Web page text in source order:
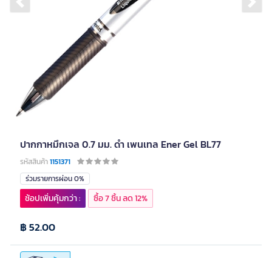
Previous slide
ปากกาหมึกเจล 0.7 มม. ดำ เพนเทล Ener Gel BL77
รหัสสินค้า1151371
ร่วมรายการผ่อน 0%
฿ 52.00
ช้อปเพิ่มคุ้มกว่า : ซื้อ 7 ชิ้น ลด 12%